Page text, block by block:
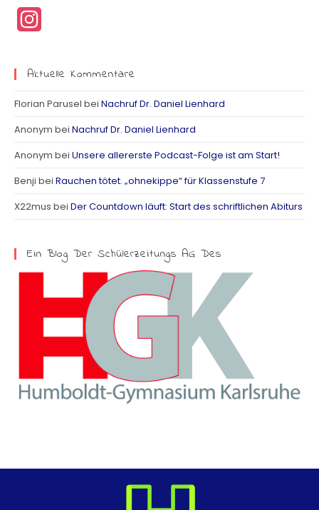
a
m
Aktuelle Kommentare
Florian Parusel bei Nachruf Dr. Daniel Lienhard
Anonym bei Nachruf Dr. Daniel Lienhard
Anonym bei Unsere allererste Podcast-Folge ist am Start!
Benji bei Rauchen tötet. „ohnekippe“ für Klassenstufe 7
X22mus bei Der Countdown läuft: Start des schriftlichen Abiturs
Ein Blog Der Schülerzeitungs AG Des